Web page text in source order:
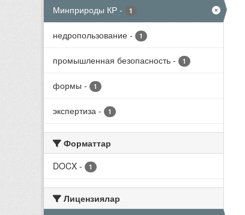
Минприроды КР - 1
недропользование - 1
промышленная безопасность - 1
формы - 1
экспертиза - 1
Форматтар
DOCX - 1
Лицензиялар